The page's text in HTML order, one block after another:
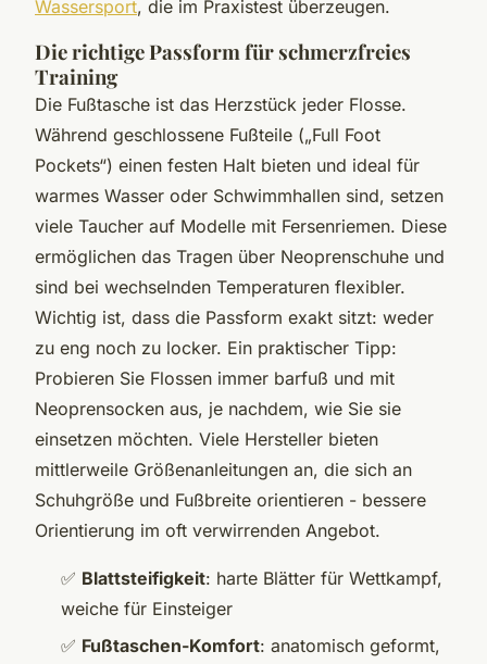
Wassersport, die im Praxistest überzeugen.
Die richtige Passform für schmerzfreies
Training
Die Fußtasche ist das Herzstück jeder Flosse.
Während geschlossene Fußteile („Full Foot
Pockets“) einen festen Halt bieten und ideal für
warmes Wasser oder Schwimmhallen sind, setzen
viele Taucher auf Modelle mit Fersenriemen. Diese
ermöglichen das Tragen über Neoprenschuhe und
sind bei wechselnden Temperaturen flexibler.
Wichtig ist, dass die Passform exakt sitzt: weder
zu eng noch zu locker. Ein praktischer Tipp:
Probieren Sie Flossen immer barfuß und mit
Neoprensocken aus, je nachdem, wie Sie sie
einsetzen möchten. Viele Hersteller bieten
mittlerweile Größenanleitungen an, die sich an
Schuhgröße und Fußbreite orientieren - bessere
Orientierung im oft verwirrenden Angebot.
✅ Blattsteifigkeit: harte Blätter für Wettkampf,
weiche für Einsteiger
✅ Fußtaschen-Komfort: anatomisch geformt,